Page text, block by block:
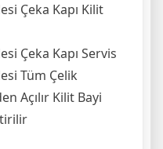
Çeka Kapı Kilit
Çeka Kapı Servis
Tüm Çelik
Açılır Kilit Bayi